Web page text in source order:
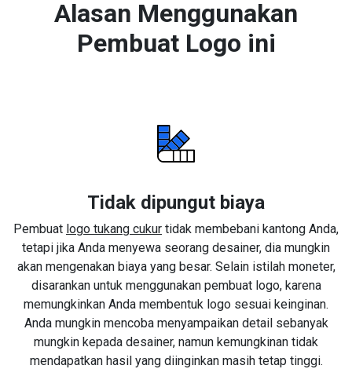
Alasan Menggunakan
Pembuat Logo ini
Tidak dipungut biaya
Pembuat logo tukang cukur tidak membebani kantong Anda,
tetapi jika Anda menyewa seorang desainer, dia mungkin
akan mengenakan biaya yang besar. Selain istilah moneter,
disarankan untuk menggunakan pembuat logo, karena
memungkinkan Anda membentuk logo sesuai keinginan.
Anda mungkin mencoba menyampaikan detail sebanyak
mungkin kepada desainer, namun kemungkinan tidak
mendapatkan hasil yang diinginkan masih tetap tinggi.